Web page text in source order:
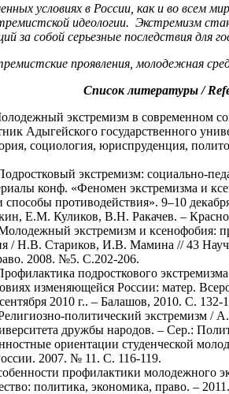
условиях в России, как и во всем
идеологии. Экстремизм
за собой серьезные последствия для
проявления, молодежная
Список литературы /
экстремизм в современном
Адыгейского государственного
социология, юриспруденция,
экстремизм: социально-
конф. «Феномен экстремизма и
способы противодействия». 9–10
Е.М. Куликов, В.Н. Ракачев. –
экстремизм и ксенофобия:
/ Н.В. Стариков, И.В. Мамина // 43
2008. №5. С.202-206.
подросткового
изменяющейся России: матер.
2010 г.. – Балашов, 2010. С. 132-
политический экстремизм /
дружбы народов. – Сер.:
ориентации студенческой
2007. № 11. С. 116-119.
профилактики молодежного
политика, экономика, право. –